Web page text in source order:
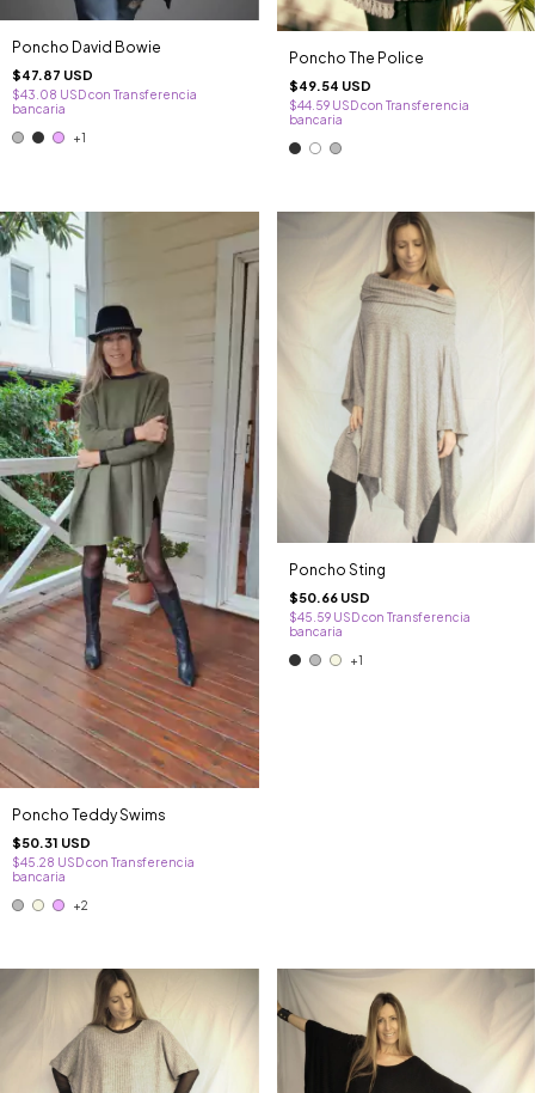
Poncho David Bowie
$47.87 USD
$43.08 USDcon Transferencia
bancaria
+1
Poncho The Police
$49.54 USD
$44.59 USDcon Transferencia
bancaria
Poncho Teddy Swims
$50.31 USD
$45.28 USDcon Transferencia
bancaria
+2
Poncho Sting
$50.66 USD
$45.59 USDcon Transferencia
bancaria
+1